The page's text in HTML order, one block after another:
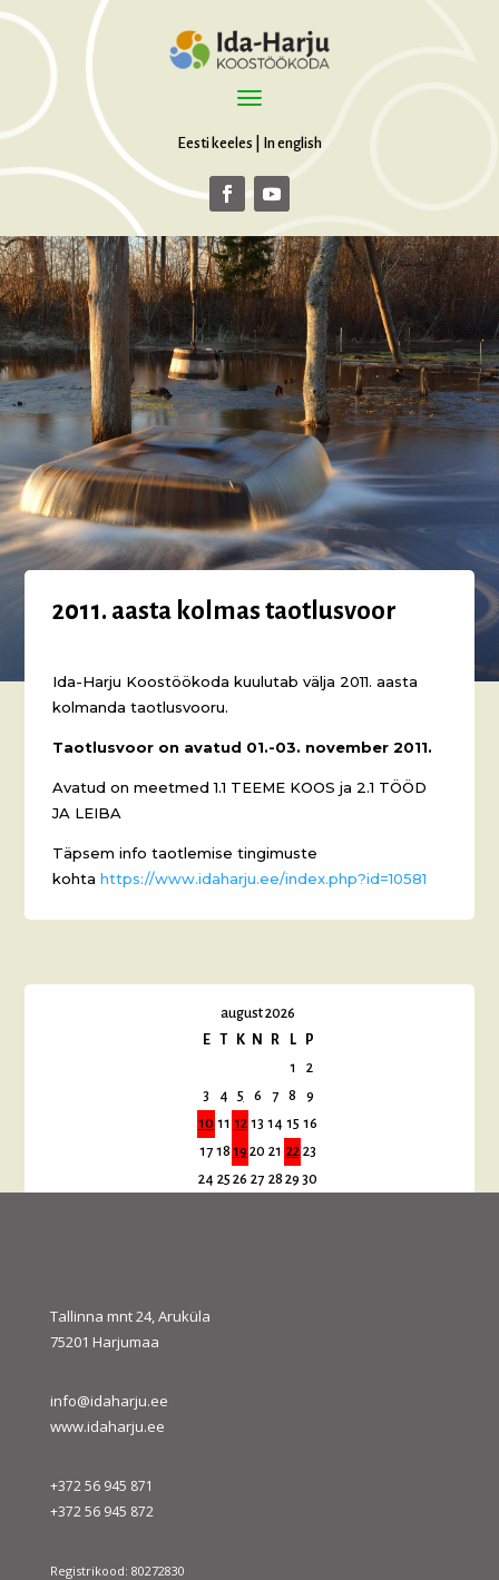
Eesti keeles In english
2011. aasta kolmas taotlusvoor
Ida-Harju Koostöökoda kuulutab välja 2011. aasta
kolmanda taotlusvooru.
Taotlusvoor on avatud 01.-03. november 2011.
Avatud on meetmed 1.1 TEEME KOOS ja 2.1 TÖÖD
JA LEIBA
Täpsem info taotlemise tingimuste
kohtahttps://www.idaharju.ee/index.php?id=10581
august 2026
E
T K N R L
P
1
2
3
4 5 6 7 8
9
10 11 12 13 14 15 16
17 18 19 20 21 22 23
24 25 26 27 28 29 30
Tallinna mnt 24, Aruküla
75201 Harjumaa
info@idaharju.ee
www.idaharju.ee
+372 56 945 871
+372 56 945 872
Registrikood: 80272830